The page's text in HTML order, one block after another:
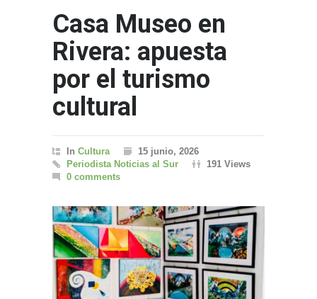
Casa Museo en
Rivera: apuesta
por el turismo
cultural
In Cultura
15 junio, 2026
Periodista Noticias al Sur
191 Views
0 comments